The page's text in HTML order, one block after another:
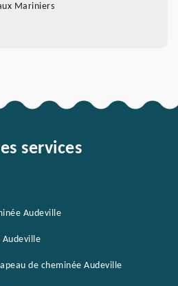
Mariniers
services
Audeville
Audeville
de cheminée Audeville